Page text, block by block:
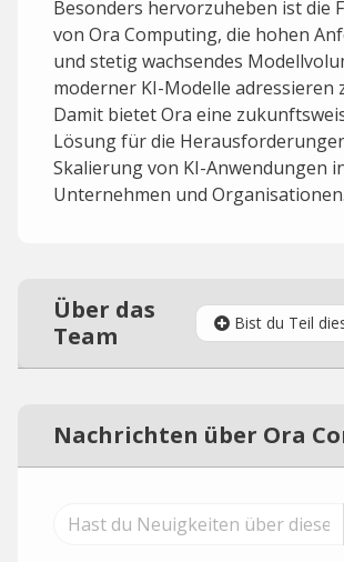
Besonders hervorzuheben ist die
von Ora Computing, die hohen
und stetig wachsendes
moderner KI-Modelle adressieren
Damit bietet Ora eine
Lösung für die
Skalierung von KI-Anwendungen
Unternehmen und Organisationen.
Über das
Team
Bist du Teil
Nachrichten über Ora